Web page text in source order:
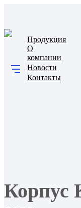
Продукция
О
компании
Новости
Контакты